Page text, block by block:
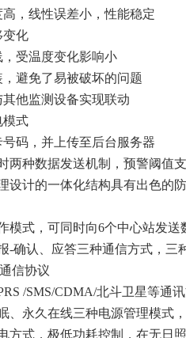
，线性误差小，性能稳定
变化
受温度变化影响小
避免了易被破坏的问题
他监测设备实现联动
模式
码，并上传至后台服务器
两种数据发送机制，预警阈值
设计的一体化结构具有出色的
模式，可同时向6个中心站发
-确认、应答三种通信方式，三
信协议
/SMS/CDMA/北斗卫星等通
、永久在线三种电源管理模式
方式，极低功耗控制，在无日